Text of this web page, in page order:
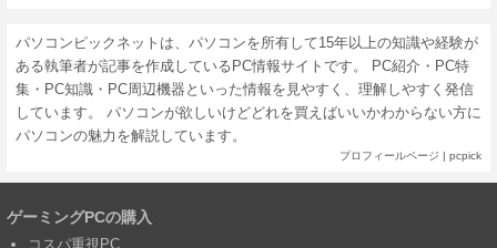
パソコンピックネットは、パソコンを所有して15年以上の知識や経験が
ある執筆者が記事を作成しているPC情報サイトです。 PC紹介・PC特
集・PC知識・PC周辺機器といった情報を見やすく、理解しやすく発信
しています。 パソコンが欲しいけどどれを買えばいいかわからない方に
パソコンの魅力を解説しています。
プロフィールページ | pcpick
ゲーミングPCの購入
コスパ重視PC